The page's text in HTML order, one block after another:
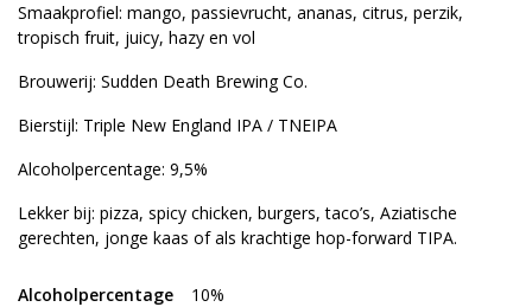
Smaakprofiel: mango, passievrucht, ananas, citrus, perzik,
tropisch fruit, juicy, hazy en vol
Brouwerij: Sudden Death Brewing Co.
Bierstijl: Triple New England IPA / TNEIPA
Alcoholpercentage: 9,5%
Lekker bij: pizza, spicy chicken, burgers, taco’s, Aziatische
gerechten, jonge kaas of als krachtige hop-forward TIPA.
Alcoholpercentage
10%